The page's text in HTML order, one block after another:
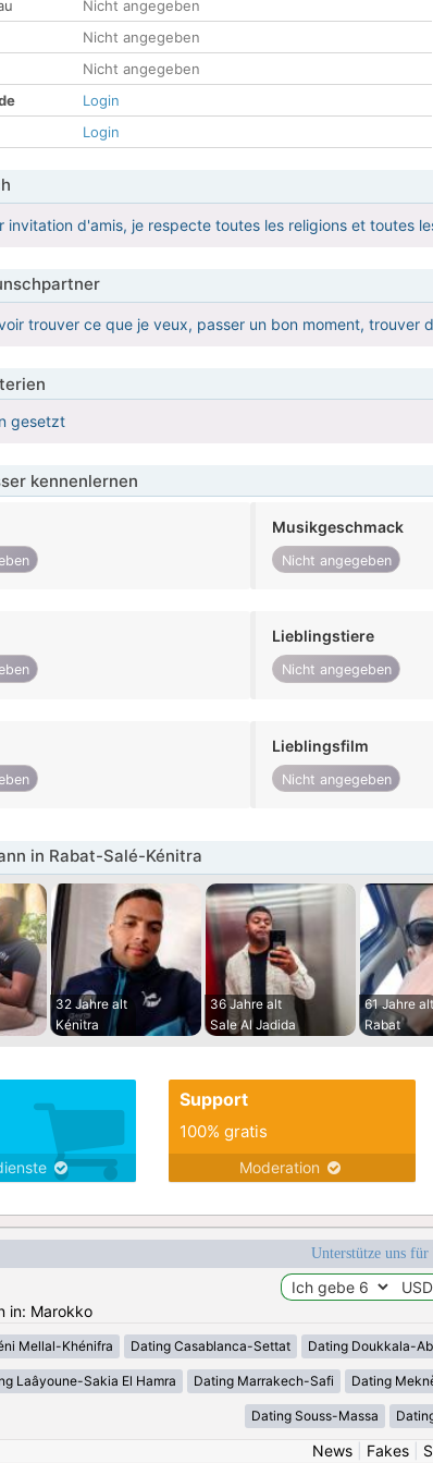
Nicht angegeben
Nicht angegeben
Nicht angegeben
Login
Login
invitation d'amis, je respecte toutes les religions et toutes
trouver ce que je veux, passer un bon moment,
gesetzt
kennenlernen
Musikgeschmack
Nicht angegeben
Lieblingstiere
Nicht angegeben
Lieblingsfilm
Nicht angegeben
in Rabat-Salé-Kénitra
32 Jahre alt
Kénitra
36 Jahre alt
Sale Al Jadida
61 Jahre alt
Rabat
Support
100% gratis
Moderation
Unterstütze uns für
in: Marokko
Mellal-Khénifra Dating Casablanca-Settat Dating Doukkala-
Laâyoune-Sakia El Hamra Dating Marrakech-Safi Dating
Dating Souss-Massa
News| Fakes|